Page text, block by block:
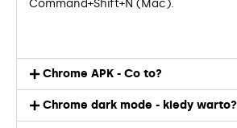
Command+Shift+N (Mac).
Chrome APK - Co to?
Chrome dark mode - kiedy warto?